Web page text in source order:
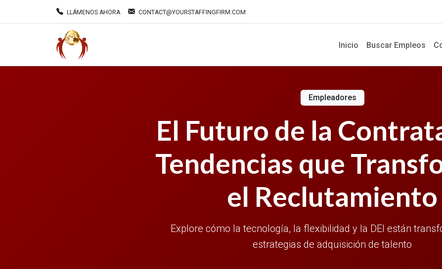
LLÁMENOS AHORA CONTACT@YOURSTAFFINGFIRM.COM
Inicio Buscar Empleos
Empleadores
El Futuro de la
Tendencias que
el Reclutamiento
Explore cómo la tecnología, la flexibilidad y la DEI están
estrategias de adquisición de talento